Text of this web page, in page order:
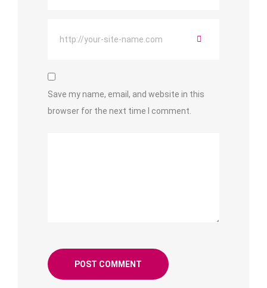
Save my name, email, and website in this
browser for the next time I comment.